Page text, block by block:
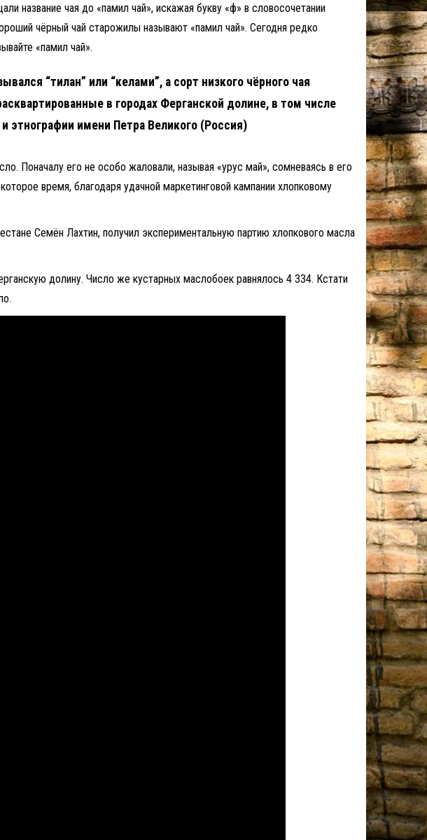
название чая до «памил чай», искажая букву «ф» в словосочетании
чёрный чай старожилы называют «памил чай». Сегодня редко
«памил чай».
“тилан” или “келами”, а сорт низкого чёрного чая
в городах Ферганской долине, в том числе
этнографии имени Петра Великого (Россия)
Поначалу его не особо жаловали, называя «урус май», сомневаясь в его
время, благодаря удачной маркетинговой кампании хлопковому
Семён Лахтин, получил экспериментальную партию хлопкового масла
долину. Число же кустарных маслобоек равнялось 4 334. Кстати